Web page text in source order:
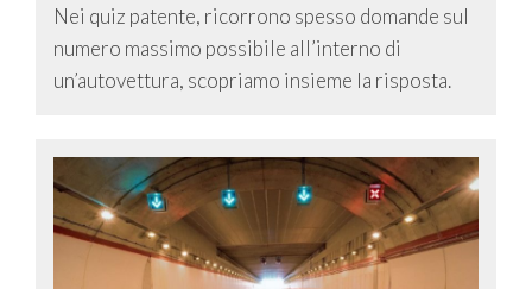
Nei quiz patente, ricorrono spesso domande sul
numero massimo possibile all’interno di
un’autovettura, scopriamo insieme la risposta.